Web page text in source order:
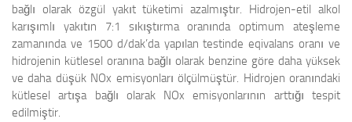
bağlı olarak özgül yakıt tüketimi azalmıştır. Hidrojen-etil alkol
karışımlı yakıtın 7:1 sıkıştırma oranında optimum ateşleme
zamanında ve 1500 d/dak’da yapılan testinde eqivalans oranı ve
hidrojenin kütlesel oranına bağlı olarak benzine göre daha yüksek
ve daha düşük NOx emisyonları ölçülmüştür. Hidrojen oranındaki
kütlesel artışa bağlı olarak NOx emisyonlarının arttığı tespit
edilmiştir.